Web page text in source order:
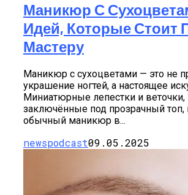
Маникюр С
Идей, Которые Стоит
Мастеру
Маникюр с сухоцветами — это не
украшение ногтей, а настоящее
Миниатюрные лепестки и веточки,
заключённые под прозрачный
обычный маникюр в...
newspodcast09.05.2025